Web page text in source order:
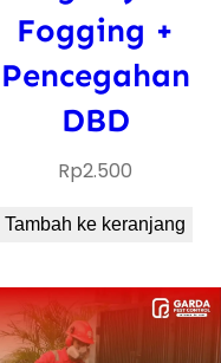
Fogging +
Pencegahan
DBD
Rp2.500
Tambah ke keranjang